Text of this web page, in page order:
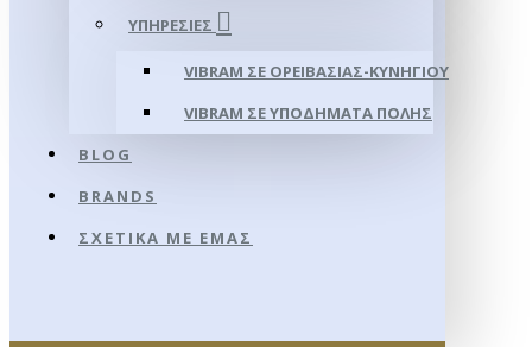
ΥΠΗΡΕΣΊΕΣ
VIBRAM ΣΕ ΟΡΕΙΒΑΣΊΑΣ-ΚΥΝΗΓΊΟΥ
VIBRAM ΣΕ ΥΠΟΔΉΜΑΤΑ ΠΌΛΗΣ
BLOG
BRANDS
ΣΧΕΤΙΚΆ ΜΕ ΕΜΆΣ